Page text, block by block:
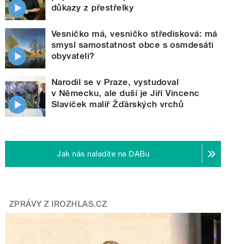
důkazy z přestřelky
Vesničko má, vesničko středisková: má
smysl samostatnost obce s osmdesáti
obyvateli?
Narodil se v Praze, vystudoval
v Německu, ale duší je Jiří Vincenc
Slavíček malíř Žďárských vrchů
Jak nás naladíte na DABu
ZPRÁVY Z IROZHLAS.CZ